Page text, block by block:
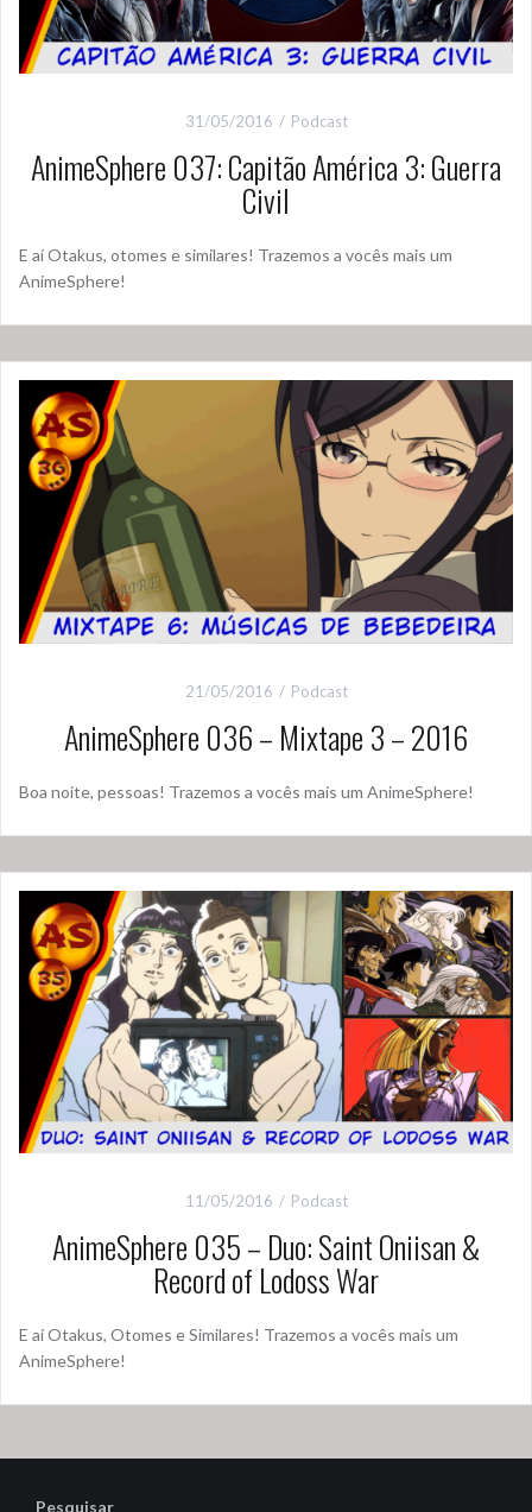
31/05/2016 Podcast
AnimeSphere 037: Capitão América 3: Guerra
Civil
E aí Otakus, otomes e similares! Trazemos a vocês mais um
AnimeSphere!
21/05/2016 Podcast
AnimeSphere 036 – Mixtape 3 – 2016
Boa noite, pessoas! Trazemos a vocês mais um AnimeSphere!
11/05/2016 Podcast
AnimeSphere 035 – Duo: Saint Oniisan &
Record of Lodoss War
E aí Otakus, Otomes e Similares! Trazemos a vocês mais um
AnimeSphere!
Pesquisar